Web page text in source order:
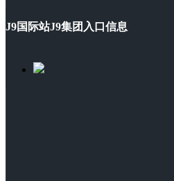
J9国际站J9集团入口信息